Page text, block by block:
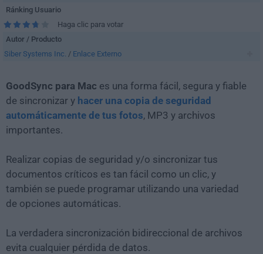
Ránking Usuario
Haga clic para votar
Autor / Producto
Siber Systems Inc. / Enlace Externo
GoodSync para Mac es una forma fácil, segura y fiable
de sincronizar y hacer una copia de seguridad
automáticamente de tus fotos, MP3 y archivos
importantes.
Realizar copias de seguridad y/o sincronizar tus
documentos críticos es tan fácil como un clic, y
también se puede programar utilizando una variedad
de opciones automáticas.
La verdadera sincronización bidireccional de archivos
evita cualquier pérdida de datos.